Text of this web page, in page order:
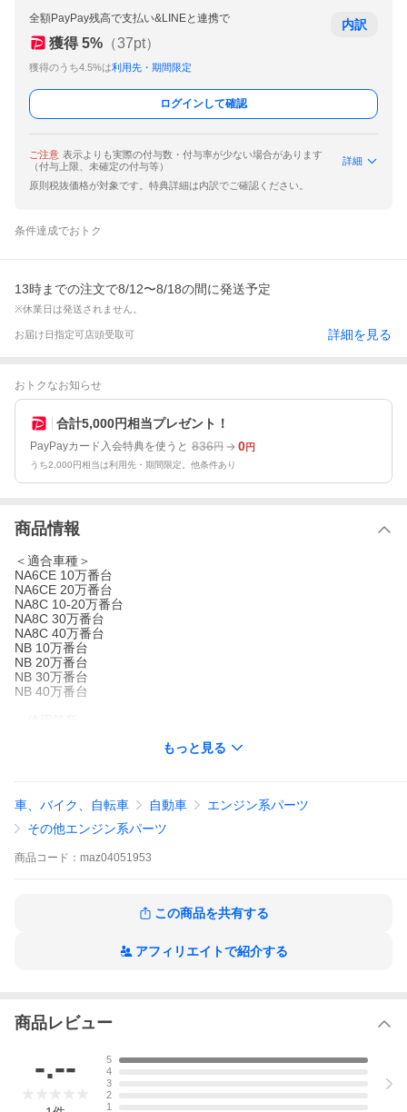
全額PayPay残高で支払い&LINEと連携で
獲得 5% （37pt）
獲得のうち4.5%は利用先・期間限定
内訳
ログインして確認
ご注意 表示よりも実際の付与数・付与率が少ない場合があります
（付与上限、未確定の付与等）
詳細
原則税抜価格が対象です。特典詳細は内訳でご確認ください。
条件達成でおトク
13時までの注文で8/12〜8/18の間に発送予定
※休業日は発送されません。
お届け日指定可 店頭受取可 詳細を見る
おトクなお知らせ
合計5,000円相当プレゼント！
PayPayカード入会特典を使うと 836円 0円
うち2,000円相当は利用先・期間限定。他条件あり
商品情報
＜適合車種＞
NA6CE 10万番台
NA6CE 20万番台
NA8C 10-20万番台
NA8C 30万番台
NA8C 40万番台
NB 10万番台
NB 20万番台
NB 30万番台
NB 40万番台
NA8C:エンジンパーツ:1200 バルブシステム
NB8:エンジンパーツ:1200 バル
＜メーカー品番＞
KL01-10-155
※こちらの商品には、便利でお得なセットパーツがあります。
下記商品説明欄に、詳細が記載してあります。写真とテキストを
もっと見る
車、バイク、自転車 自動車
エンジン系パーツ
その他エンジン系パーツ
商品 コード： maz04051953
この商品を共有する
アフィリエイトで紹介する
商品レビュー
-.--
5
4
3
2
1